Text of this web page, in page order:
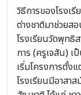
วิธีการของโรงเ
ต่างชาติมาช่วยส
โรงเรียนวัดพุทธิ
การ (ครูเจสัน)
เริ่มโครงการตั้ง
โรงเรียนมีอาสา